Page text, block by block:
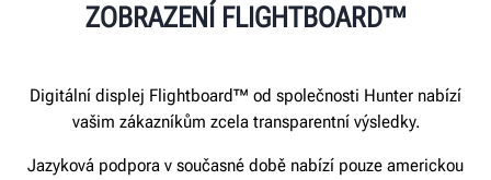
ZOBRAZENÍ FLIGHTBOARD™
Digitální displej Flightboard™ od společnosti Hunter nabízí
vašim zákazníkům zcela transparentní výsledky.
Jazyková podpora v současné době nabízí pouze americkou